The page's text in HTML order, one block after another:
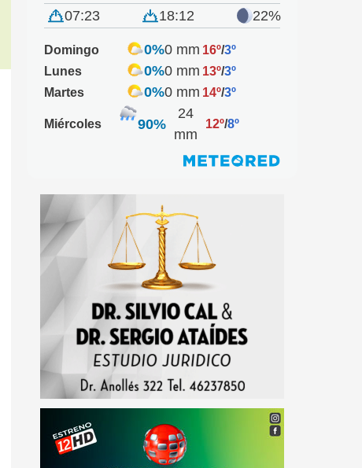
07:23 18:12 22%
Domingo 0%0 mm 16º/3º
Lunes
0%0 mm 13º/3º
Martes
0%0 mm 14º/3º
Miércoles 90%
24
mm
12º/8º